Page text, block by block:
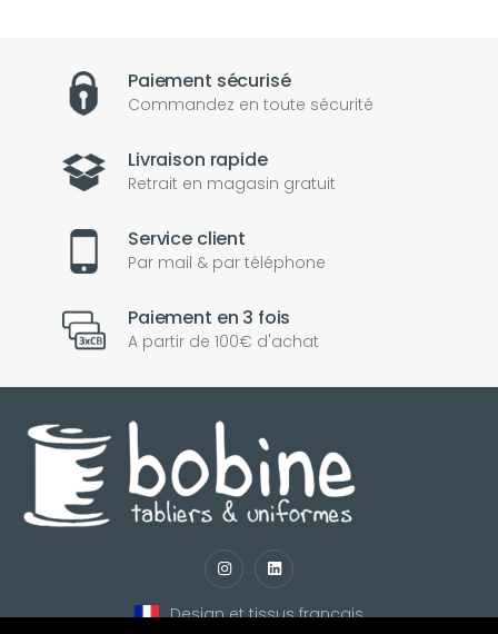
Paiement sécurisé
Commandez en toute sécurité
Livraison rapide
Retrait en magasin gratuit
Service client
Par mail & par téléphone
Paiement en 3 fois
A partir de 100€ d'achat
Design et tissus français
notify_engine